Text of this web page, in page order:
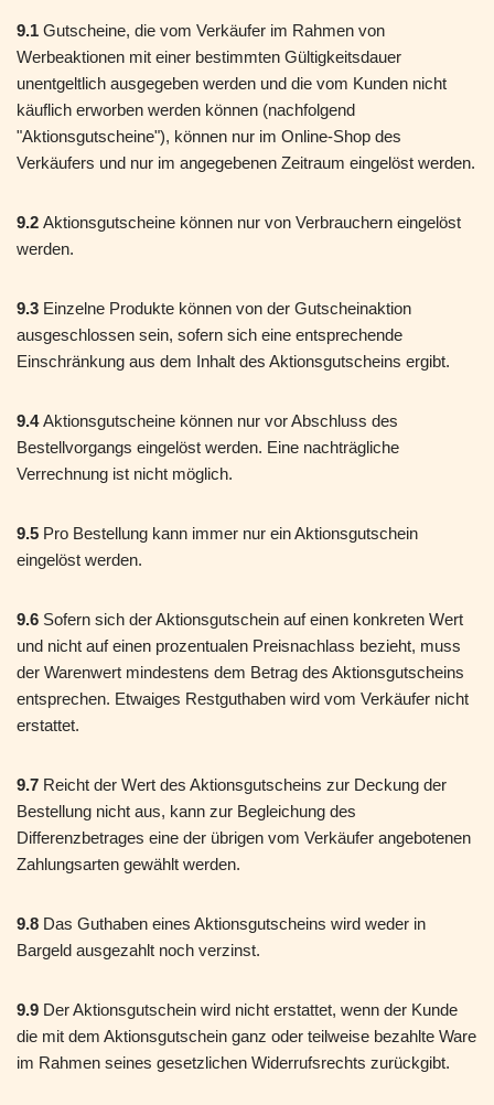
9.1 Gutscheine, die vom Verkäufer im Rahmen von
Werbeaktionen mit einer bestimmten Gültigkeitsdauer
unentgeltlich ausgegeben werden und die vom Kunden nicht
käuflich erworben werden können (nachfolgend
"Aktionsgutscheine"), können nur im Online-Shop des
Verkäufers und nur im angegebenen Zeitraum eingelöst werden.
9.2 Aktionsgutscheine können nur von Verbrauchern eingelöst
werden.
9.3 Einzelne Produkte können von der Gutscheinaktion
ausgeschlossen sein, sofern sich eine entsprechende
Einschränkung aus dem Inhalt des Aktionsgutscheins ergibt.
9.4Aktionsgutscheine können nur vor Abschluss des
Bestellvorgangs eingelöst werden. Eine nachträgliche
Verrechnung ist nicht möglich.
9.5 Pro Bestellung kann immer nur ein Aktionsgutschein
eingelöst werden.
9.6 Sofern sich der Aktionsgutschein auf einen konkreten Wert
und nicht auf einen prozentualen Preisnachlass bezieht, muss
der Warenwert mindestens dem Betrag des Aktionsgutscheins
entsprechen. Etwaiges Restguthaben wird vom Verkäufer nicht
erstattet.
9.7 Reicht der Wert des Aktionsgutscheins zur Deckung der
Bestellung nicht aus, kann zur Begleichung des
Differenzbetrages eine der übrigen vom Verkäufer angebotenen
Zahlungsarten gewählt werden.
9.8 Das Guthaben eines Aktionsgutscheins wird weder in
Bargeld ausgezahlt noch verzinst.
9.9 Der Aktionsgutschein wird nicht erstattet, wenn der Kunde
die mit dem Aktionsgutschein ganz oder teilweise bezahlte Ware
im Rahmen seines gesetzlichen Widerrufsrechts zurückgibt.